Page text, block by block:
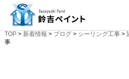
TOP> 新着情報 > ブログ> シーリング工事>
事